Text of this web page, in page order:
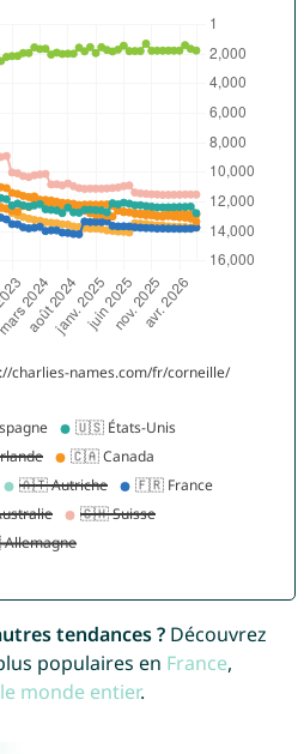
tendances ?Découvrez
populaires en France,
monde entier.